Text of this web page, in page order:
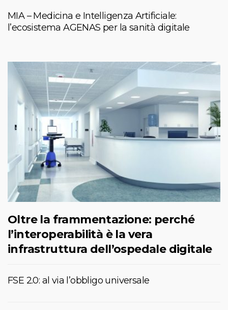
MIA – Medicina e Intelligenza Artificiale:
l’ecosistema AGENAS per la sanità digitale
Oltre la frammentazione: perché
l’interoperabilità è la vera
infrastruttura dell’ospedale digitale
FSE 2.0: al via l’obbligo universale